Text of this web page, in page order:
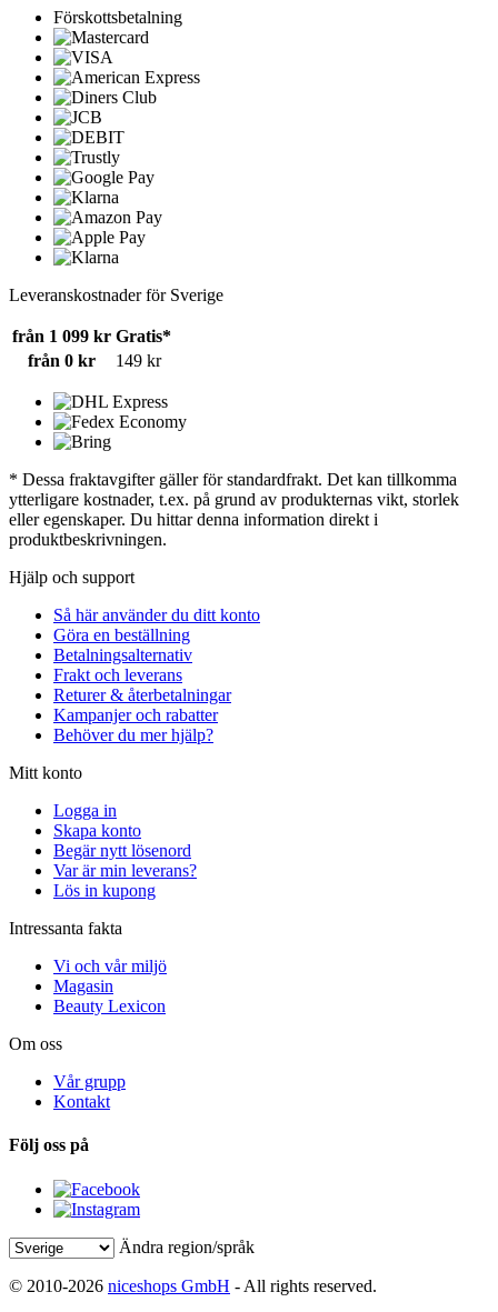
Förskottsbetalning
Leveranskostnader för Sverige
från 1 099 kr Gratis*
från 0 kr
149 kr
* Dessa fraktavgifter gäller för standardfrakt. Det kan tillkomma
ytterligare kostnader, t.ex. på grund av produkternas vikt, storlek
eller egenskaper. Du hittar denna information direkt i
produktbeskrivningen.
Hjälp och support
Så här använder du ditt konto
Göra en beställning
Betalningsalternativ
Frakt och leverans
Returer & återbetalningar
Kampanjer och rabatter
Behöver du mer hjälp?
Mitt konto
Logga in
Skapa konto
Begär nytt lösenord
Var är min leverans?
Lös in kupong
Intressanta fakta
Vi och vår miljö
Magasin
Beauty Lexicon
Om oss
Vår grupp
Kontakt
Följ oss på
Ändra region/språk
© 2010-2026 niceshops GmbH - All rights reserved.